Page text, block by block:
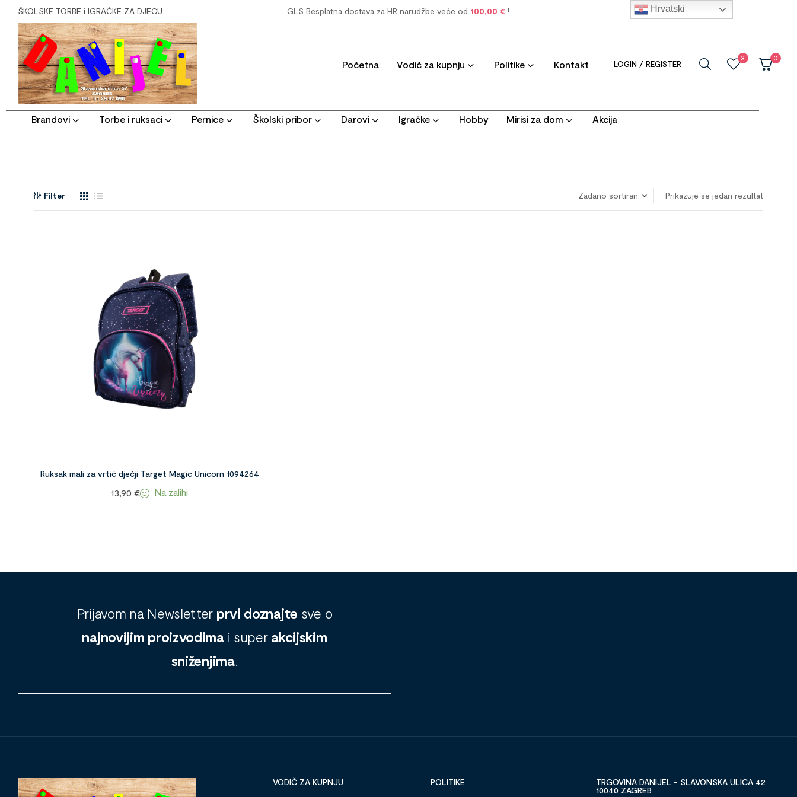
ŠKOLSKE TORBE i IGRAČKE ZA DJECU GLS Besplatna dostava za HR narudžbe veće od 100,00 € !
Početna Vodič za kupnju Politike Kontakt LOGIN / REGISTER
3 0
Brandovi Torbe i ruksaci Pernice Školski pribor Darovi Igračke Hobby Mirisi za dom Akcija
Filter Prikazuje se jedan rezultat
Ruksak mali za vrtić dječji Target Magic Unicorn 1094264
13,90€ Na zalihi
Prijavom na Newsletter prvi doznajte sve o
najnovijim proizvodimai super akcijskim
sniženjima.
VODIČ ZA KUPNJU POLITIKE
TRGOVINA DANIJEL - SLAVONSKA ULICA 42
10040 ZAGREB
Hrvatski